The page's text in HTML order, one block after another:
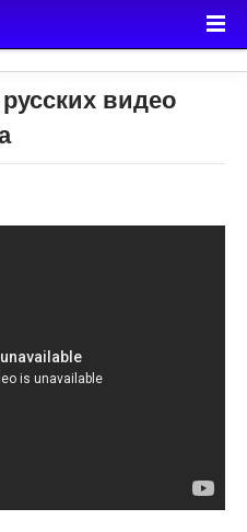
видео